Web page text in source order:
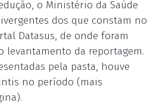
o Ministério da Saúde
dos que constam no
Datasus, de onde foram
levantamento da reportagem.
pela pasta, houve
no período (mais